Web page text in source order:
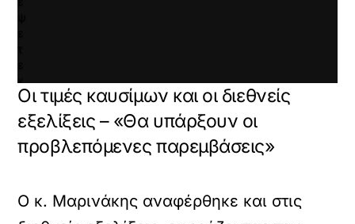
α
ν
α
τ
Οι τιμές καυσίμων και οι διεθνείς
εξελίξεις – «Θα υπάρξουν οι
προβλεπόμενες παρεμβάσεις»
Ο κ. Μαρινάκης αναφέρθηκε και στις